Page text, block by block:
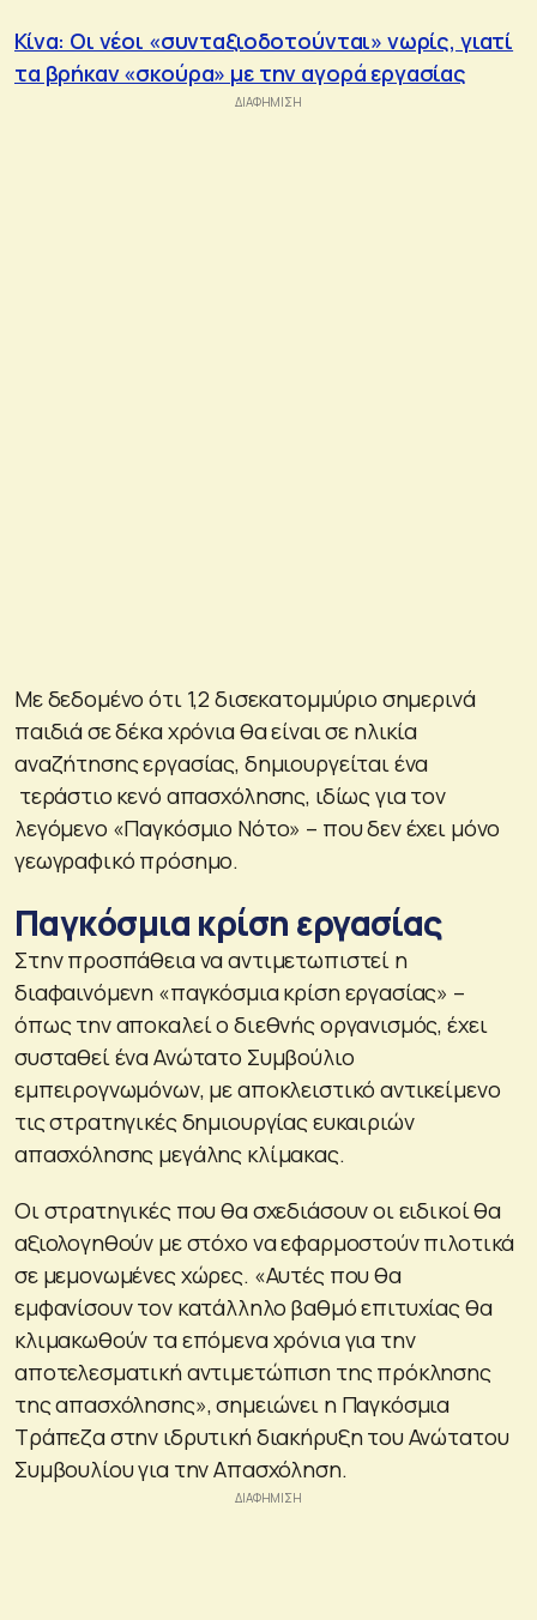
Κίνα: Οι νέοι «συνταξιοδοτούνται» νωρίς, γιατί
τα βρήκαν «σκούρα» με την αγορά εργασίας
Με δεδομένο ότι 1,2 δισεκατομμύριο σημερινά
παιδιά σε δέκα χρόνια θα είναι σε ηλικία
αναζήτησης εργασίας, δημιουργείται ένα
τεράστιο κενό απασχόλησης, ιδίως για τον
λεγόμενο «Παγκόσμιο Νότο» – που δεν έχει μόνο
γεωγραφικό πρόσημο.
Παγκόσμια κρίση εργασίας
Στην προσπάθεια να αντιμετωπιστεί η
διαφαινόμενη «παγκόσμια κρίση εργασίας» –
όπως την αποκαλεί ο διεθνής οργανισμός, έχει
συσταθεί ένα Ανώτατο Συμβούλιο
εμπειρογνωμόνων, με αποκλειστικό αντικείμενο
τις στρατηγικές δημιουργίας ευκαιριών
απασχόλησης μεγάλης κλίμακας.
Οι στρατηγικές που θα σχεδιάσουν οι ειδικοί θα
αξιολογηθούν με στόχο να εφαρμοστούν πιλοτικά
σε μεμονωμένες χώρες. «Αυτές που θα
εμφανίσουν τον κατάλληλο βαθμό επιτυχίας θα
κλιμακωθούν τα επόμενα χρόνια για την
αποτελεσματική αντιμετώπιση της πρόκλησης
της απασχόλησης», σημειώνει η Παγκόσμια
Τράπεζα στην ιδρυτική διακήρυξη του Ανώτατου
Συμβουλίου για την Απασχόληση.